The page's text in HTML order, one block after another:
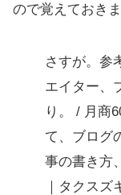
ので覚えておきま
さすが。参
エイター、
り。 / 月商
て、ブログ
事の書き方
｜タクスズ